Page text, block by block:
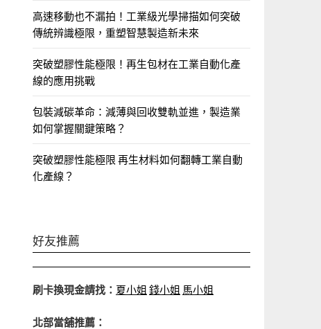
高速移動也不漏拍！工業級光學掃描如何突破
傳統辨識極限，重塑智慧製造新未來
突破塑膠性能極限！再生包材在工業自動化產
線的應用挑戰
包裝減碳革命：減薄與回收雙軌並進，製造業
如何掌握關鍵策略？
突破塑膠性能極限 再生材料如何翻轉工業自動
化產線？
好友推薦
刷卡換現金請找： 夏小姐 錢小姐 馬小姐
北部當舖推薦：